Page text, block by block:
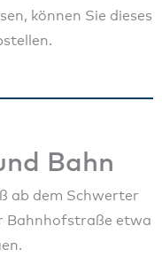
können Sie dieses
Bahn
ab dem Schwerter
Bahnhofstraße etwa